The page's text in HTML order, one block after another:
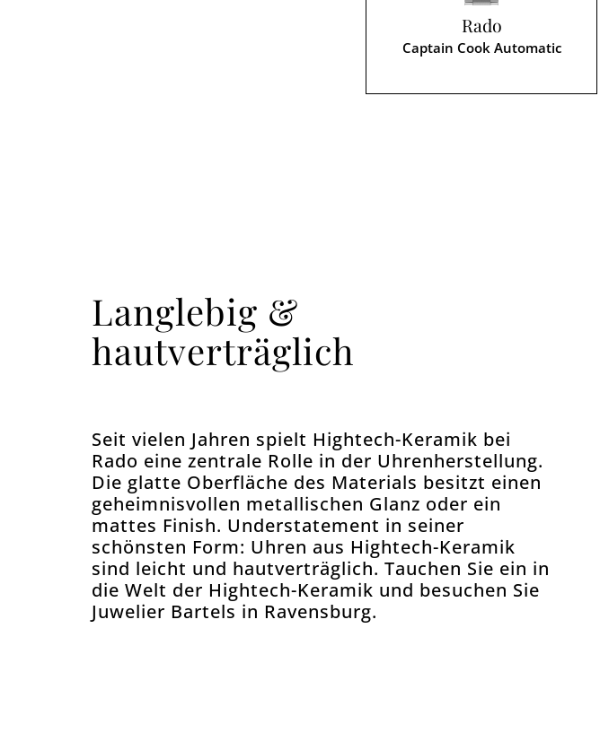
Rado
Captain Cook Automatic
Langlebig &
hautverträglich
Seit vielen Jahren spielt Hightech-Keramik bei
Rado eine zentrale Rolle in der Uhrenherstellung.
Die glatte Oberfläche des Materials besitzt einen
geheimnisvollen metallischen Glanz oder ein
mattes Finish. Understatement in seiner
schönsten Form: Uhren aus Hightech-Keramik
sind leicht und hautverträglich. Tauchen Sie ein in
die Welt der Hightech-Keramik und besuchen Sie
Juwelier Bartels in Ravensburg.